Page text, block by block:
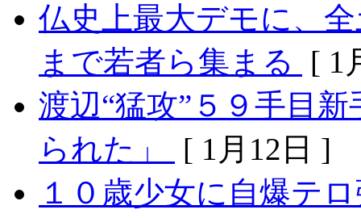
仏史上最大デモに、
まで若者ら集まる
[ 1
渡辺“猛攻”５９手目
られた」
[ 1月12日 ]
１０歳少女に自爆テ